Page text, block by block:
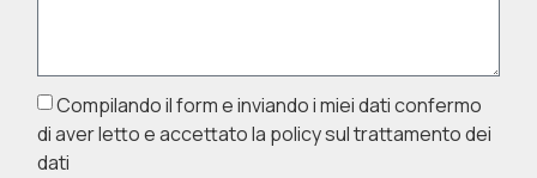
Compilando il form e inviando i miei dati confermo
di aver letto e accettato la policy sul trattamento dei
dati